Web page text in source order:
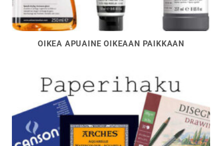
OIKEA APUAINE OIKEAAN PAIKKAAN